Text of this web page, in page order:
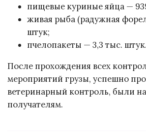
пищевые куриные яйца —
живая рыба (радужная
штук;
пчелопакеты — 3,3 тыс. штук.
После прохождения всех
мероприятий грузы, успешно
ветеринарный контроль, были
получателям.